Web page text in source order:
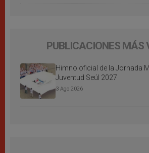
PUBLICACIONES MÁS
Himno oficial de la Jornada
Juventud Seúl 2027
3 Ago 2026